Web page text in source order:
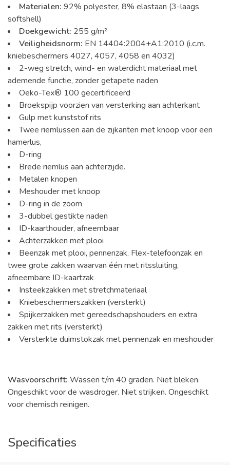
Materialen: 92% polyester, 8% elastaan (3-laags
softshell)
Doekgewicht: 255 g/m²
Veiligheidsnorm: EN 14404:2004+A1:2010 (i.c.m.
kniebeschermers 4027, 4057, 4058 en 4032)
2-weg stretch, wind- en waterdicht materiaal met
ademende functie, zonder getapete naden
Oeko-Tex® 100 gecertificeerd
Broekspijp voorzien van versterking aan achterkant
Gulp met kunststof rits
Twee riemlussen aan de zijkanten met knoop voor een
hamerlus,
D-ring
Brede riemlus aan achterzijde.
Metalen knopen
Meshouder met knoop
D-ring in de zoom
3-dubbel gestikte naden
ID-kaarthouder, afneembaar
Achterzakken met plooi
Beenzak met plooi, pennenzak, Flex-telefoonzak en
twee grote zakken waarvan één met ritssluiting,
afneembare ID-kaartzak
Insteekzakken met stretchmateriaal
Kniebeschermerszakken (versterkt)
Spijkerzakken met gereedschapshouders en extra
zakken met rits (versterkt)
Versterkte duimstokzak met pennenzak en meshouder
Wasvoorschrift: Wassen t/m 40 graden. Niet bleken.
Ongeschikt voor de wasdroger. Niet strijken. Ongeschikt
voor chemisch reinigen.
Specificaties